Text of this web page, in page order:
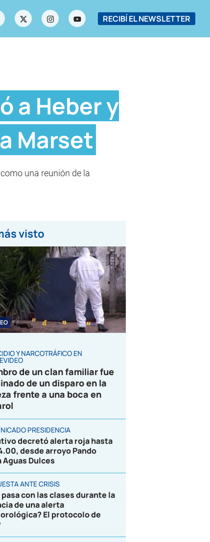
RECIBÍ EL NEWSLETTER
a Heber y
Marset
una reunión de la
visto
Y NARCOTRÁFICO EN
de un clan familiar fue
de un disparo en la
frente a una boca en
PRESIDENCIA
decretó alerta roja hasta
desde arroyo Pando
Aguas Dulces
ANTE CRISIS
pasa con las clases durante la
de una alerta
El protocolo de